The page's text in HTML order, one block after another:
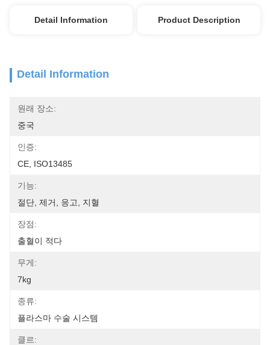
Detail Information Product Description
Detail Information
원래 장소:
중국
인증:
CE, ISO13485
기능:
절단, 제거, 응고, 지혈
장점:
출혈이 적다
무게:
7kg
종류:
플라스마 수술 시스템
클르: